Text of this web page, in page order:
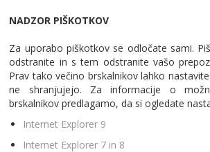
NADZOR PIŠKOTKOV
Za uporabo piškotkov se odločate sami.
odstranite in s tem odstranite vašo
Prav tako večino brskalnikov lahko
ne shranjujejo. Za informacije o
brskalnikov predlagamo, da si ogledate
Internet Explorer 9
Internet Explorer 7 in 8